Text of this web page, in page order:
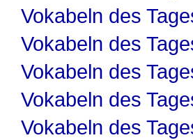
Vokabeln des
Vokabeln des
Vokabeln des
Vokabeln des
Vokabeln des